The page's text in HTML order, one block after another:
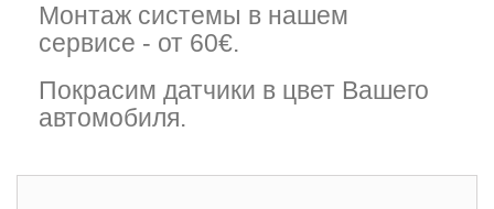
Монтаж системы в нашем
сервисе - от 60€.
Покрасим датчики в цвет Вашего
автомобиля.